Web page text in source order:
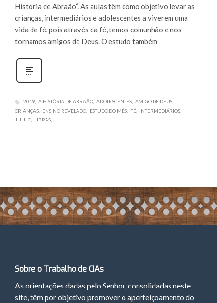
História de Abraão“. As aulas têm como objetivo levar as
crianças, intermediários e adolescentes a viverem uma
vida de fé, pois através da fé, temos comunhão e nos
tornamos amigos de Deus. O estudo também
2019 A HISTÓRIA DE ABRAÃO ADOLESCENTES
AMIGO DE DEUS
CRIANÇAS
ENSINO REVELADO ESTUDO DO MÊS FÉ
INTERMEDIÁRIOS
JULHO
LIBRAS
Sobre o Trabalho de CIAs
As orientações dadas pelo Senhor, consolidadas neste
site, têm por objetivo promover o aperfeiçoamento do